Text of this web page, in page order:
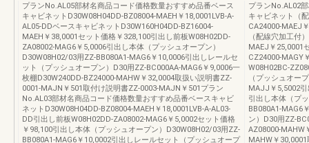
プランNo.AL05部材名商品コード価格数量おすすめ品番ベース
キャビネットD30W08H04DD-BZ08004-MAEH￥18,0001LVB-A-
AL05-DDベースキャビネットD30W160H04DD-BZ16004-
MAEH￥38,0001セット価格￥328,100引出し前板W08H02DD-
ZA08002-MAG6￥5,0006引出し本体（プッシュオープン）
D30W08H02/03用ZZ-BB080A1-MAG6￥10,0006引出しレールセ
ット（プッシュオープン）D30用ZZ-BC000AA-MAG6￥9,0006一
枚棚D30W240DD-BZ24000-MAHW￥32,0004取扱い説明書ZZ-
0001-MAJN￥501取付け説明書ZZ-0003-MAJN￥501プラン
No.AL03部材名商品コード価格数量おすすめ品番ベースキャビ
ネットD30W08H04DD-BZ08004-MAEH￥18,0001LVB-A-AL03-
DD引出し前板W08H02DD-ZA08002-MAG6￥5,0002セット価格
￥98,100引出し本体（プッシュオープン）D30W08H02/03用ZZ-
BB080A1-MAG6￥10,0002引出しレールセット（プッシュオープ
プランNo.AL02
キャビネット（
CA24000-MAEJ
（配線穴加工付
MAEJ￥25,0001
CZ24000-MAGY
W08H02BC-
（プッシュオー
MAJJ￥5,5002引
引出し本体（プ
BB080A1-MAG6
ン）D30用ZZ-
AZ08000-MAHW
MAHW￥